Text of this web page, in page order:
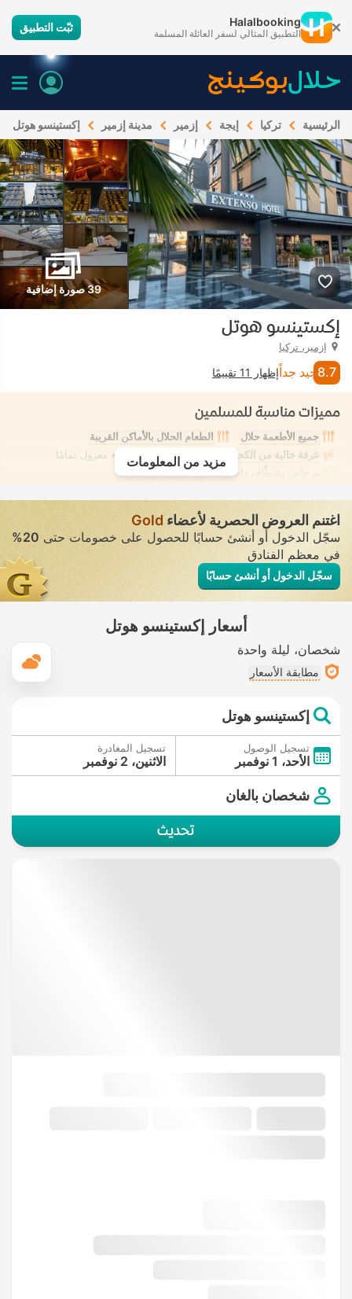
Halalbooking
التطبيق المثالي لسفر العائلة المسلمة ثبّت التطبيق
الرئيسية تركيا إيجة إزمير مدينة إزمير إكستينسو هوتل
39 صورة إضافية
إكستينسو هوتل
إزمير، تركيا
8.7 جيد جداًإظهار 11 تقييمًا
مميزات مناسبة للمسلمين
جميع الأطعمة حلال
الطعام الحلال بالأماكن القريبة
غرفة خالية من الكحول
تدليك • تأجير خاص • معزول تمامًا
مرحاض بشطّاف داخلي مدمج
• في جميع الغرف
مزيد من المعلومات
اغتنم العروض الحصرية لأعضاء Gold
سجّل الدخول أو أنشئ حسابًا للحصول على خصومات حتى20%
في معظم الفنادق
سجّل الدخول أو أنشئ حسابًا
أسعار إكستينسو هوتل
شخصان ليلة واحدة
مطابقة الأسعار
إكستينسو هوتل
تسجيل الوصول
الأحد، 1 نوفمبر
تسجيل المغادرة
الاثنين، 2 نوفمبر
شخصان بالغان
تحديث